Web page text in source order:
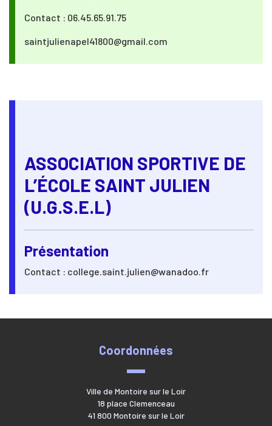
Contact : 06.45.65.91.75
saintjulienapel41800@gmail.com
ASSOCIATION SPORTIVE DE
L’ÉCOLE SAINT JULIEN
(U.G.S.E.L)
Présentation
Contact : college.saint.julien@wanadoo.fr
Coordonnées
Ville de Montoire sur le Loir
18 place Clemenceau
41 800 Montoire sur le Loir